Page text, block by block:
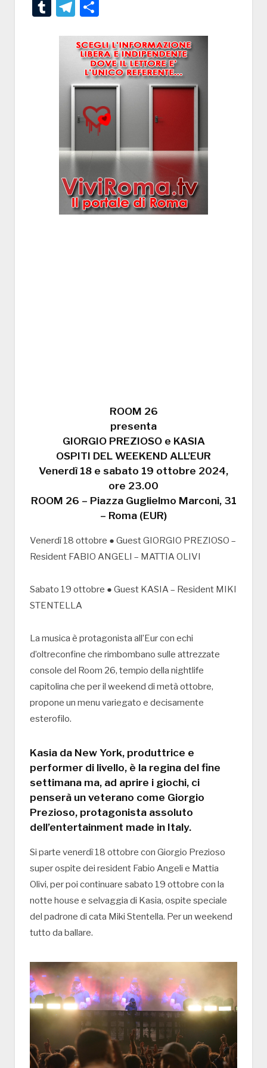
TumblrTelegram
ROOM 26
presenta
GIORGIO PREZIOSO e KASIA
OSPITI DEL WEEKEND ALL’EUR
Venerdì 18 e sabato 19 ottobre 2024,
ore 23.00
ROOM 26 – Piazza Guglielmo Marconi, 31
– Roma (EUR)
Venerdì 18 ottobre ● Guest GIORGIO PREZIOSO –
Resident FABIO ANGELI – MATTIA OLIVI
Sabato 19 ottobre ● Guest KASIA – Resident MIKI
STENTELLA
La musica è protagonista all’Eur con echi
d’oltreconfine che rimbombano sulle attrezzate
console del Room 26, tempio della nightlife
capitolina che per il weekend di metà ottobre,
propone un menu variegato e decisamente
esterofilo.
Kasia da New York, produttrice e
performer di livello, è la regina del fine
settimana ma, ad aprire i giochi, ci
penserà un veterano come Giorgio
Prezioso, protagonista assoluto
dell’entertainment made in Italy.
Si parte venerdì 18 ottobre con Giorgio Prezioso
super ospite dei resident Fabio Angeli e Mattia
Olivi, per poi continuare sabato 19 ottobre con la
notte house e selvaggia di Kasia, ospite speciale
del padrone di cata Miki Stentella. Per un weekend
tutto da ballare.